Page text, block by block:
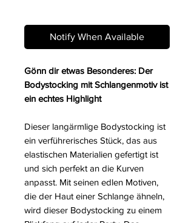
Notify When Available
Gönn dir etwas Besonderes: Der
Bodystocking mit Schlangenmotiv ist
ein echtes Highlight
Dieser langärmlige Bodystocking ist
ein verführerisches Stück, das aus
elastischen Materialien gefertigt ist
und sich perfekt an die Kurven
anpasst. Mit seinen edlen Motiven,
die der Haut einer Schlange ähneln,
wird dieser Bodystocking zu einem